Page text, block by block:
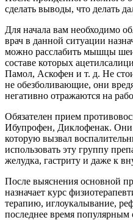
сделать выводы, что делать
Для начала вам необходимо
врач в данной ситуации
можно расслабить мышцы
составе которых
Памол, Аскофен и т. д. Не
не обезболивающие, они
негативно отражаются на
Обязателен прием
Ибупрофен, Диклофенак. Они
которую вызвал
использовать эту группу
желудка, гастриту и даже к
После выяснения основной
назначает курс
терапию, иглоукалывание,
последнее время популярным